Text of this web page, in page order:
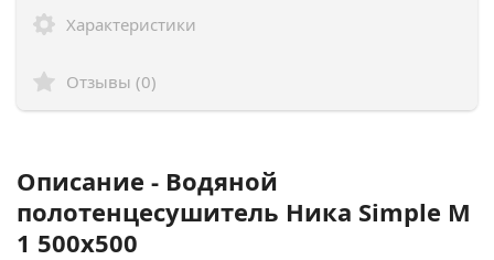
Характеристики
Отзывы (0)
Описание - Водяной
полотенцесушитель Ника Simple М
1 500x500